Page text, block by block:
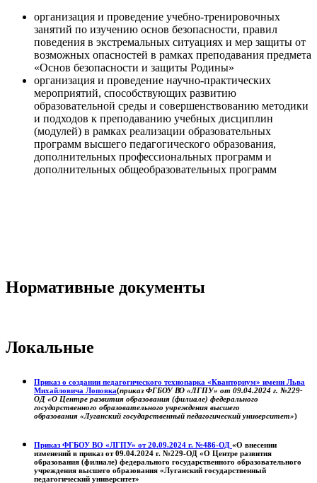
организация и проведение учебно-тренировочных
занятий по изучению основ безопасности, правил
поведения в экстремальных ситуациях и мер защиты от
возможных опасностей в рамках преподавания предмета
«Основ безопасности и защиты Родины»
организация и проведение научно-практических
мероприятий, способствующих развитию
образовательной среды и совершенствованию методики
и подходов к преподаванию учебных дисциплин
(модулей) в рамках реализации образовательных
программ высшего педагогического образования,
дополнительных профессиональных программ и
дополнительных общеобразовательных программ
Нормативные документы
Локальные
Приказ о создании педагогического технопарка «Кванториум» имени Льва
Михайловича Лоповка(приказ ФГБОУ ВО «ЛГПУ» от 09.04.2024 г. №229-
ОД «О Центре развития образования (филиале) федерального
государственного образовательного учреждения высшего
образования «Луганский государственный педагогический университет»)
Приказ ФГБОУ ВО «ЛГПУ» от 20.09.2024 г. №486-ОД «О внесении
изменений в приказ от 09.04.2024 г. №229-ОД «О Центре развития
образования (филиале) федерального государственного образовательного
учреждения высшего образования «Луганский государственный
педагогический университет»